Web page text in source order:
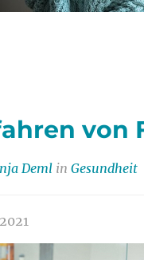
von
Deml in Gesundheit